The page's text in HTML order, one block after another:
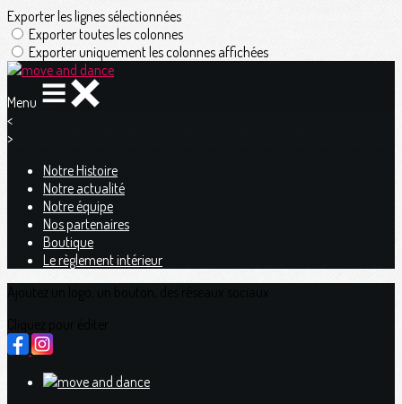
Exporter les lignes sélectionnées
Exporter toutes les colonnes
Exporter uniquement les colonnes affichées
Menu
<
>
Notre Histoire
Notre actualité
Notre équipe
Nos partenaires
Boutique
Le règlement intérieur